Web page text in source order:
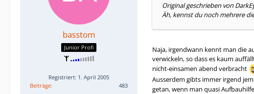
basstom
Junior Profi
Registriert: 1. April 2005
Beiträge
483
Original geschrieben von
Äh, kennst du noch mehrere
Naja, irgendwann kennt man die
verwickeln, so dass es kaum
nicht-einsamen abend verbracht
Ausserdem gibts immer irgend
getan, wenn man quasi